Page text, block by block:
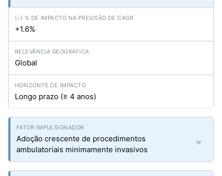
+1.6%
Global
Longo prazo (≥ 4 anos)
Adoção crescente de procedimentos
ambulatoriais minimamente invasivos